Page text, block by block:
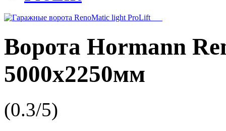
Ворота Hormann
5000x2250мм
(0.3/5)